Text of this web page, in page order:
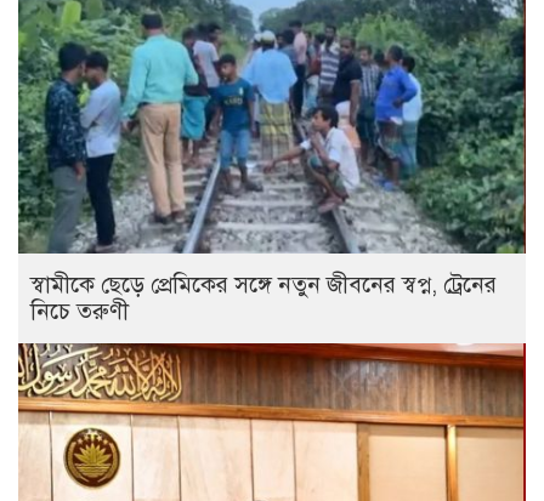
স্বামীকে ছেড়ে প্রেমিকের সঙ্গে নতুন জীবনের স্বপ্ন, ট্রেনের
নিচে তরুণী